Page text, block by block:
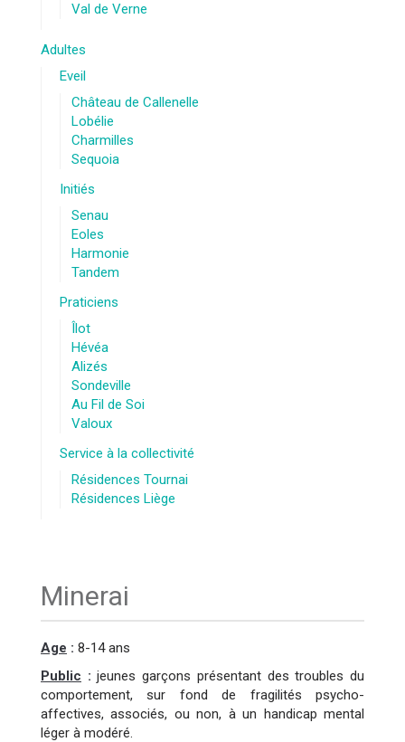
Val de Verne
Adultes
Eveil
Château de Callenelle
Lobélie
Charmilles
Sequoia
Initiés
Senau
Eoles
Harmonie
Tandem
Praticiens
Îlot
Hévéa
Alizés
Sondeville
Au Fil de Soi
Valoux
Service à la collectivité
Résidences Tournai
Résidences Liège
Minerai
Age : 8-14 ans
Public : jeunes garçons présentant des troubles du
comportement, sur fond de fragilités psycho-
affectives, associés, ou non, à un handicap mental
léger à modéré.